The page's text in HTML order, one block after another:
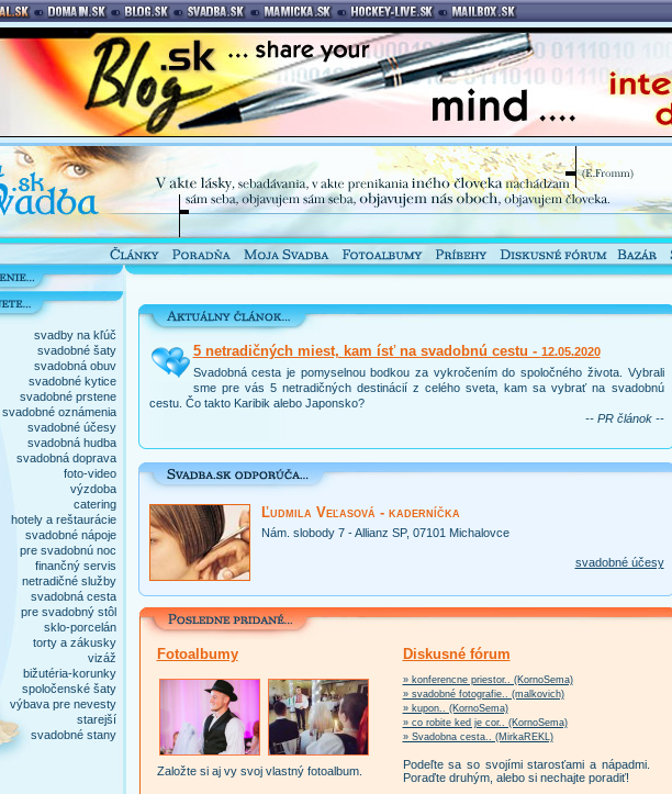
svadby na kľúč
svadobné šaty
svadobná obuv
svadobné kytice
svadobné prstene
svadobné oznámenia
svadobné účesy
svadobná hudba
svadobná doprava
foto-video
výzdoba
catering
hotely a reštaurácie
svadobné nápoje
pre svadobnú noc
finančný servis
netradičné služby
svadobná cesta
pre svadobný stôl
sklo-porcelán
torty a zákusky
vizáž
bižutéria-korunky
spoločenské šaty
výbava pre nevesty
starejší
svadobné stany
5 netradičných miest, kam ísť na svadobnú cestu - 12.05.2020
Svadobná cesta je pomyselnou bodkou za vykročením do spoločného života. Vybrali
sme pre vás 5 netradičných destinácií z celého sveta, kam sa vybrať na svadobnú
cestu. Čo takto Karibik alebo Japonsko?
-- PR článok --
Ľudmila Veľasová - kaderníčka
Nám. slobody 7 - Allianz SP, 07101 Michalovce
svadobné účesy
Fotoalbumy
Založte si aj vy svoj vlastný fotoalbum.
Diskusné fórum
» konferencne priestor.. (KornoSema)
» svadobné fotografie.. (malkovich)
» kupon.. (KornoSema)
» co robite ked je cor.. (KornoSema)
» Svadobna cesta.. (MirkaREKL)
Podeľte sa so svojími starosťami a nápadmi.
Poraďte druhým, alebo si nechajte poradiť!